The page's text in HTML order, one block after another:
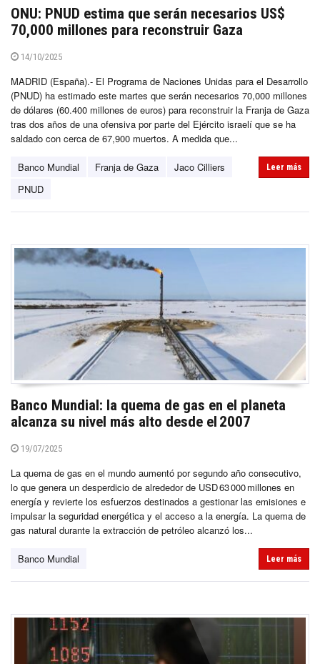
ONU: PNUD estima que serán necesarios US$
70,000 millones para reconstruir Gaza
14/10/2025
MADRID (España).- El Programa de Naciones Unidas para el Desarrollo
(PNUD) ha estimado este martes que serán necesarios 70,000 millones
de dólares (60.400 millones de euros) para reconstruir la Franja de Gaza
tras dos años de una ofensiva por parte del Ejército israelí que se ha
saldado con cerca de 67,900 muertos. A medida que...
Banco Mundial Franja de Gaza
Jaco Cilliers
PNUD
Leer más
Banco Mundial: la quema de gas en el planeta
alcanza su nivel más alto desde el 2007
19/07/2025
La quema de gas en el mundo aumentó por segundo año consecutivo,
lo que genera un desperdicio de alrededor de USD 63 000 millones en
energía y revierte los esfuerzos destinados a gestionar las emisiones e
impulsar la seguridad energética y el acceso a la energía. La quema de
gas natural durante la extracción de petróleo alcanzó los...
Banco Mundial Leer más